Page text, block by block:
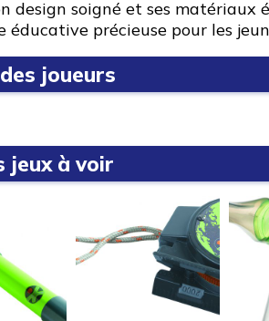
design soigné et ses
éducative précieuse pour les
joueurs
jeux à voir